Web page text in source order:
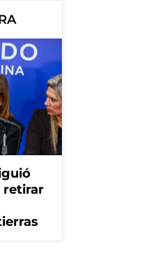
retirar